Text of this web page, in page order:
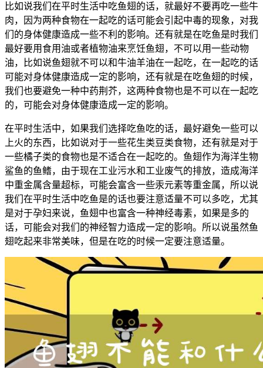
比如说我们在平时生活中吃鱼翅的话，就最好不要再吃一些牛
肉，因为两种食物在一起吃的话可能会引起中毒的现象，对我
们的身体健康造成一些不利的影响。还有就是在吃鱼是时我们
最好要用食用油或者植物油来烹饪鱼翅，不可以用一些动物
油，比如说鱼翅就不可以和牛油羊油在一起吃，在一起吃的话
可能对身体健康造成一定的影响，还有就是在吃鱼翅的时候，
我们也要避免一种中药荆芥，这两种食物也是不可以在一起吃
的，可能会对身体健康造成一定的影响。
在平时生活中，如果我们选择吃鱼吃的话，最好避免一些可以
上火的东西，比如说对于一些花生类豆类食物，还有就是对于
一些橘子类的食物也是不适合在一起吃的。鱼翅作为海洋生物
鲨鱼的鱼鳍，由于现在工业污水和工业废气的排放，造成海洋
中重金属含量超标，可能会富含一些汞元素等重金属，所以说
我们在平时生活中吃鱼是的话也要注意适量不可以多吃，尤其
是对于孕妇来说，鱼翅中也富含一种神经毒素，如果是多的
话，可能会对我们的神经智力造成一定的影响。所以说虽然鱼
翅吃起来非常美味，但是在吃的时候一定要注意适量。